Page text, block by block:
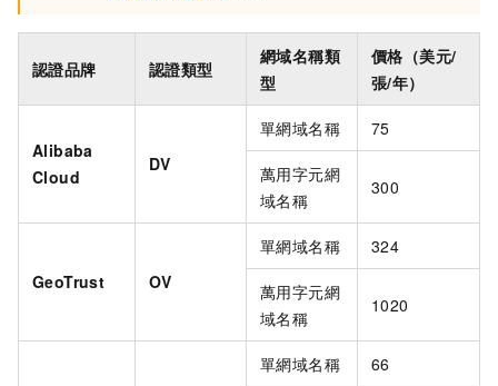
認證品牌 認證類型
網域名稱類
型
價格（美元/
張/年）
Alibaba
Cloud
DV
單網域名稱 75
萬用字元網
域名稱
300
GeoTrust OV
單網域名稱 324
萬用字元網
域名稱
1020
單網域名稱 66